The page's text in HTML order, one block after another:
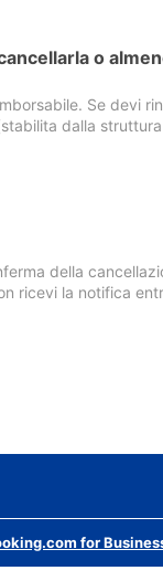
o
Se devi
dalla
della
ricevi la notifica
for